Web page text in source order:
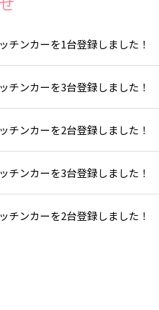
チンカーを1台登録しました！
チンカーを3台登録しました！
チンカーを2台登録しました！
チンカーを3台登録しました！
チンカーを2台登録しました！